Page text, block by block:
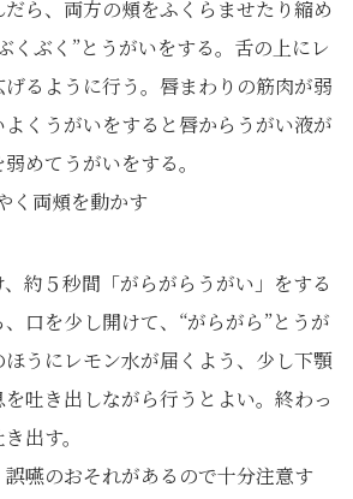
ら、両方の頰をふくらませたり縮め
くぶく”とうがいをする。舌の上にレ
るように行う。唇まわりの筋肉が弱
くうがいをすると唇からうがい液が
めてうがいをする。
く両頰を動かす
約５秒間「がらがらうがい」をする
口を少し開けて、“がらがら”とうが
うにレモン水が届くよう、少し下顎
吐き出しながら行うとよい。終わっ
出す。
嚥のおそれがあるので十分注意す